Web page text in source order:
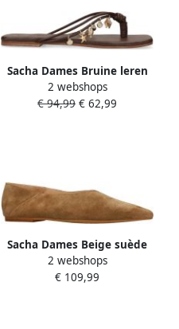
Sacha Dames Bruine leren
slippers met goudkleurige
charms
2 webshops
€ 94,99 € 62,99
Sacha Dames Beige suède
ballerina's
2 webshops
€ 109,99